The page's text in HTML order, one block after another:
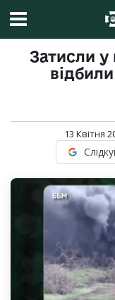
Затисли у
13 Квітня